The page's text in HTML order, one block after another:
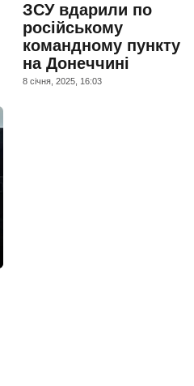
ЗСУ вдарили по
російському
командному пункту
на Донеччині
8 сiчня, 2025, 16:03